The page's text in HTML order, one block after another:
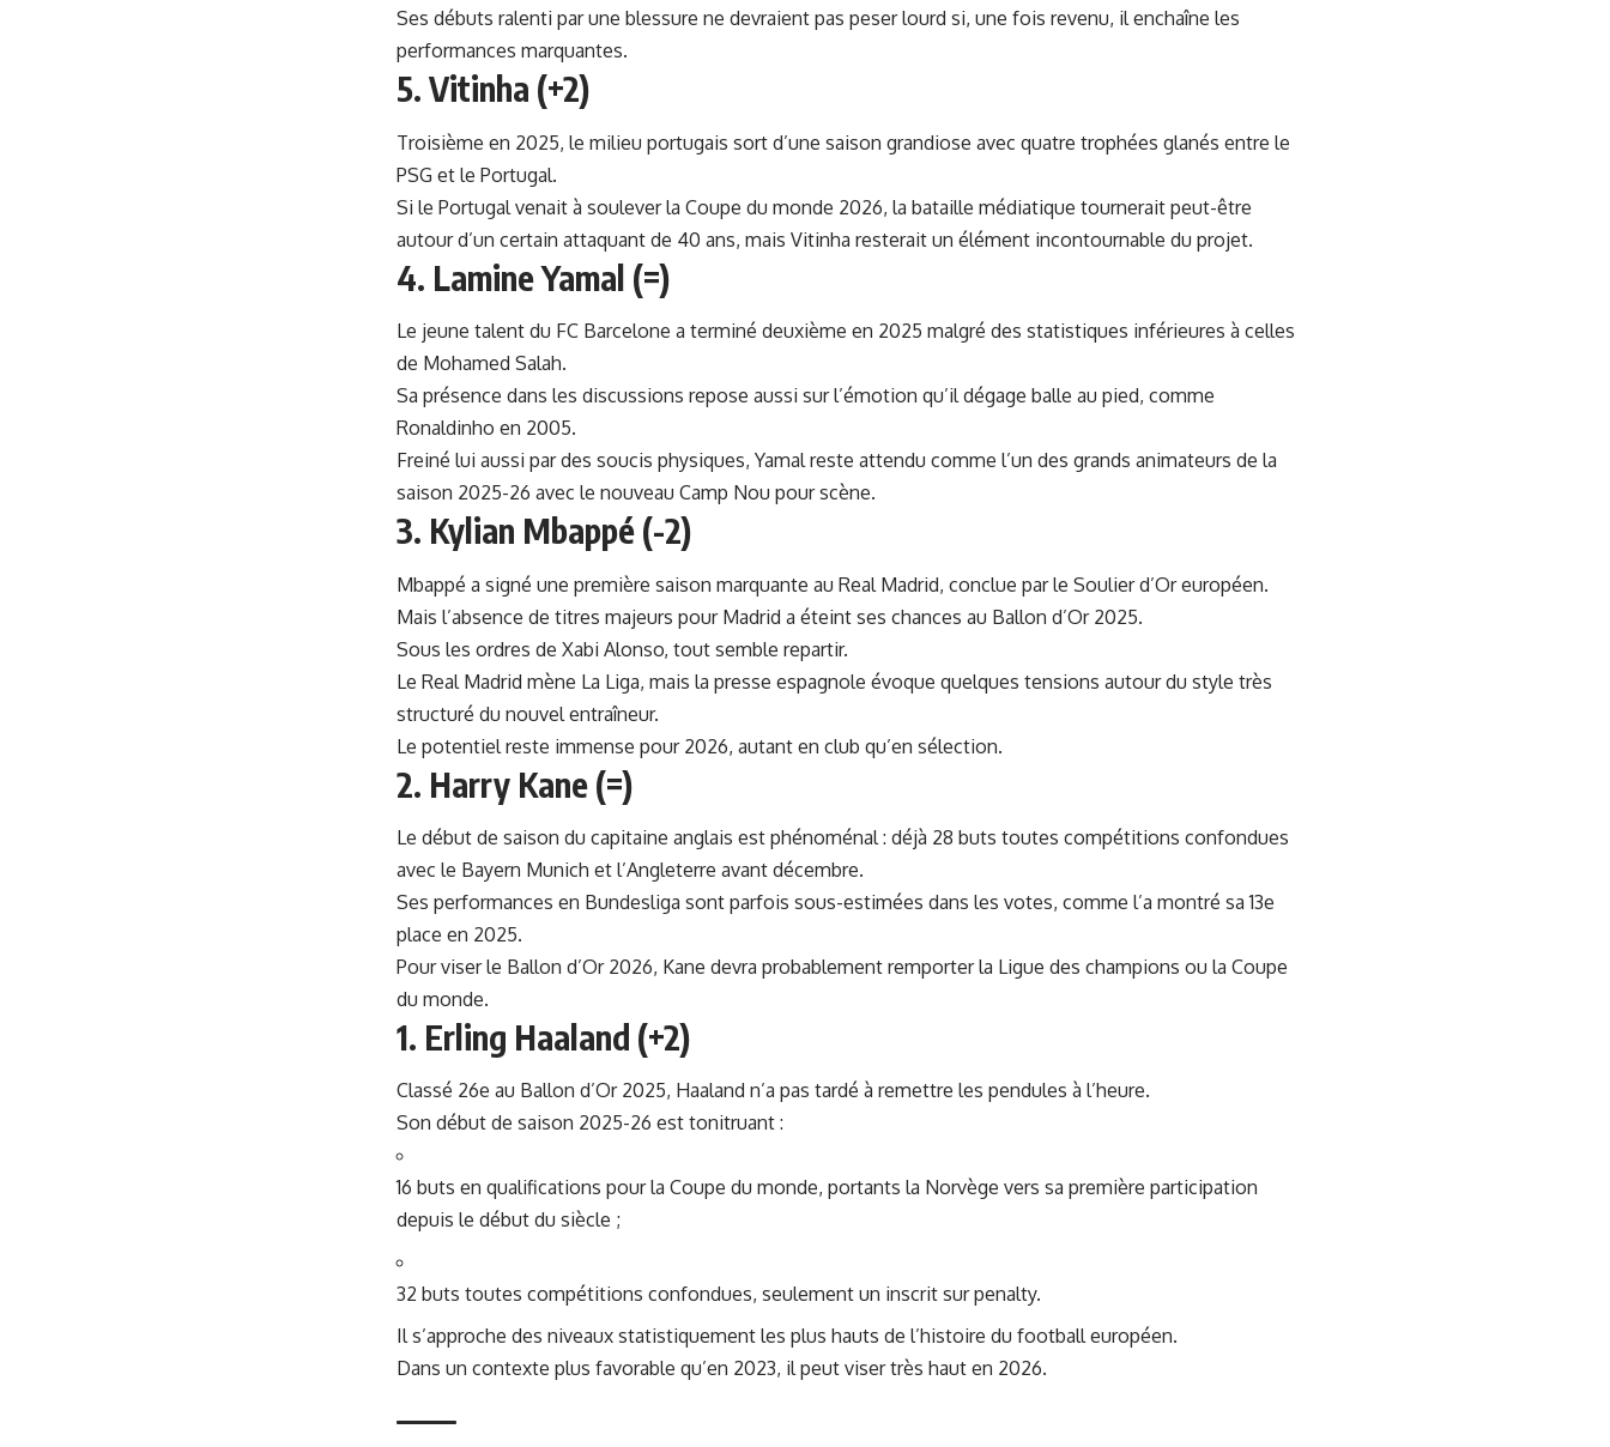
Ses débuts ralenti par une blessure ne devraient pas peser lourd si, une fois revenu, il enchaîne les
performances marquantes.
5. Vitinha (+2)
Troisième en 2025, le milieu portugais sort d’une saison grandiose avec quatre trophées glanés entre le
PSG et le Portugal.
Si le Portugal venait à soulever la Coupe du monde 2026, la bataille médiatique tournerait peut-être
autour d’un certain attaquant de 40 ans, mais Vitinha resterait un élément incontournable du projet.
4. Lamine Yamal (=)
Le jeune talent du FC Barcelone a terminé deuxième en 2025 malgré des statistiques inférieures à celles
de Mohamed Salah.
Sa présence dans les discussions repose aussi sur l’émotion qu’il dégage balle au pied, comme
Ronaldinho en 2005.
Freiné lui aussi par des soucis physiques, Yamal reste attendu comme l’un des grands animateurs de la
saison 2025-26 avec le nouveau Camp Nou pour scène.
3. Kylian Mbappé (-2)
Mbappé a signé une première saison marquante au Real Madrid, conclue par le Soulier d’Or européen.
Mais l’absence de titres majeurs pour Madrid a éteint ses chances au Ballon d’Or 2025.
Sous les ordres de Xabi Alonso, tout semble repartir.
Le Real Madrid mène La Liga, mais la presse espagnole évoque quelques tensions autour du style très
structuré du nouvel entraîneur.
Le potentiel reste immense pour 2026, autant en club qu’en sélection.
2. Harry Kane (=)
Le début de saison du capitaine anglais est phénoménal : déjà 28 buts toutes compétitions confondues
avec le Bayern Munich et l’Angleterre avant décembre.
Ses performances en Bundesliga sont parfois sous-estimées dans les votes, comme l’a montré sa 13e
place en 2025.
Pour viser le Ballon d’Or 2026, Kane devra probablement remporter la Ligue des champions ou la Coupe
du monde.
1. Erling Haaland (+2)
Classé 26e au Ballon d’Or 2025, Haaland n’a pas tardé à remettre les pendules à l’heure.
Son début de saison 2025-26 est tonitruant :
16 buts en qualifications pour la Coupe du monde, portants la Norvège vers sa première participation
depuis le début du siècle ;
32 buts toutes compétitions confondues, seulement un inscrit sur penalty.
Il s’approche des niveaux statistiquement les plus hauts de l’histoire du football européen.
Dans un contexte plus favorable qu’en 2023, il peut viser très haut en 2026.